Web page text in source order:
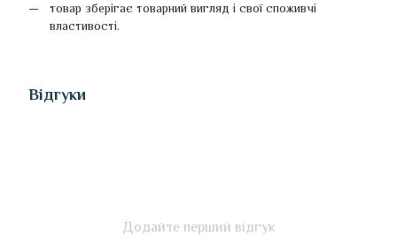
товар зберігає товарний вигляд і свої споживчі
властивості.
Відгуки
Додайте перший відгук